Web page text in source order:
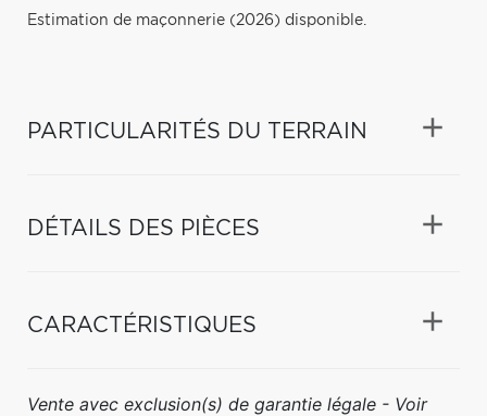
Estimation de maçonnerie (2026) disponible.
PARTICULARITÉS DU TERRAIN
DÉTAILS DES PIÈCES
CARACTÉRISTIQUES
Vente avec exclusion(s) de garantie légale - Voir